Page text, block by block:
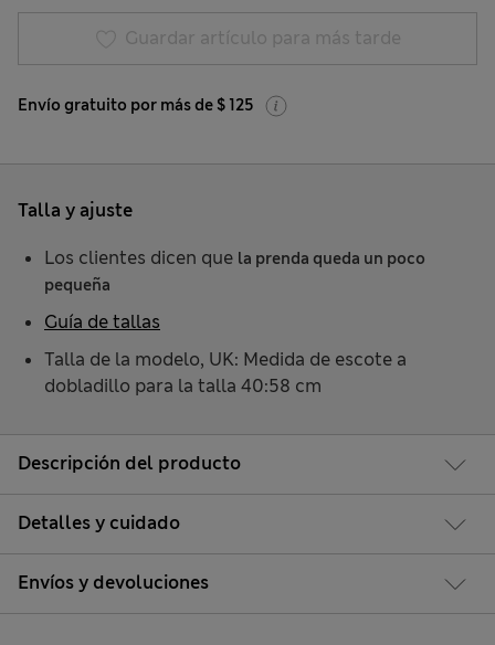
Guardar artículo para más tarde
Envío gratuito por más de $ 125
Descripción del producto
Detalles y cuidado
Envíos y devoluciones
Talla y ajuste
Los clientes dicen que la prenda queda un poco
pequeña
Talla de la modelo, UK: Medida de escote a
dobladillo para la talla 40:58 cm
Guía de tallas